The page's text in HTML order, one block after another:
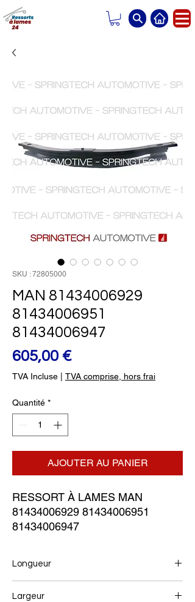
SKU : 72805000
MAN 81434006929
81434006951
81434006947
605,00 €Prix
TVA Incluse TVA comprise, hors frai
Quantité *
AJOUTER AU PANIER
RESSORT À LAMES MAN
81434006929 81434006951
81434006947
Longueur
Largeur